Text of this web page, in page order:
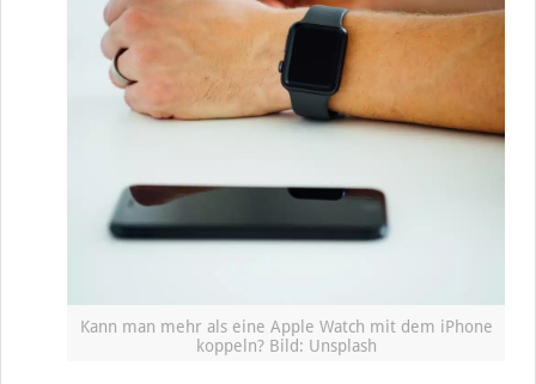
Kann man mehr als eine Apple Watch mit dem iPhone
koppeln? Bild: Unsplash